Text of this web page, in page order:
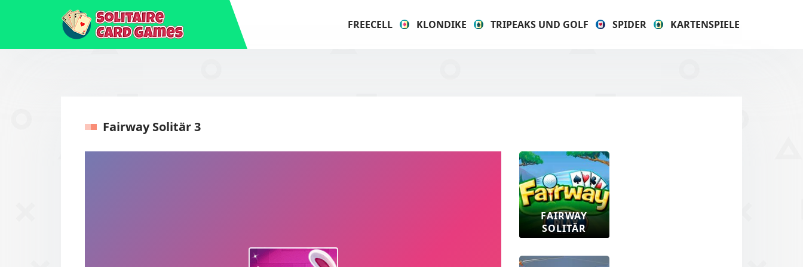
FREECELL KLONDIKE TRIPEAKS UND GOLF SPIDER KARTENSPIELE
Fairway Solitär 3
FAIRWAY
SOLITÄR